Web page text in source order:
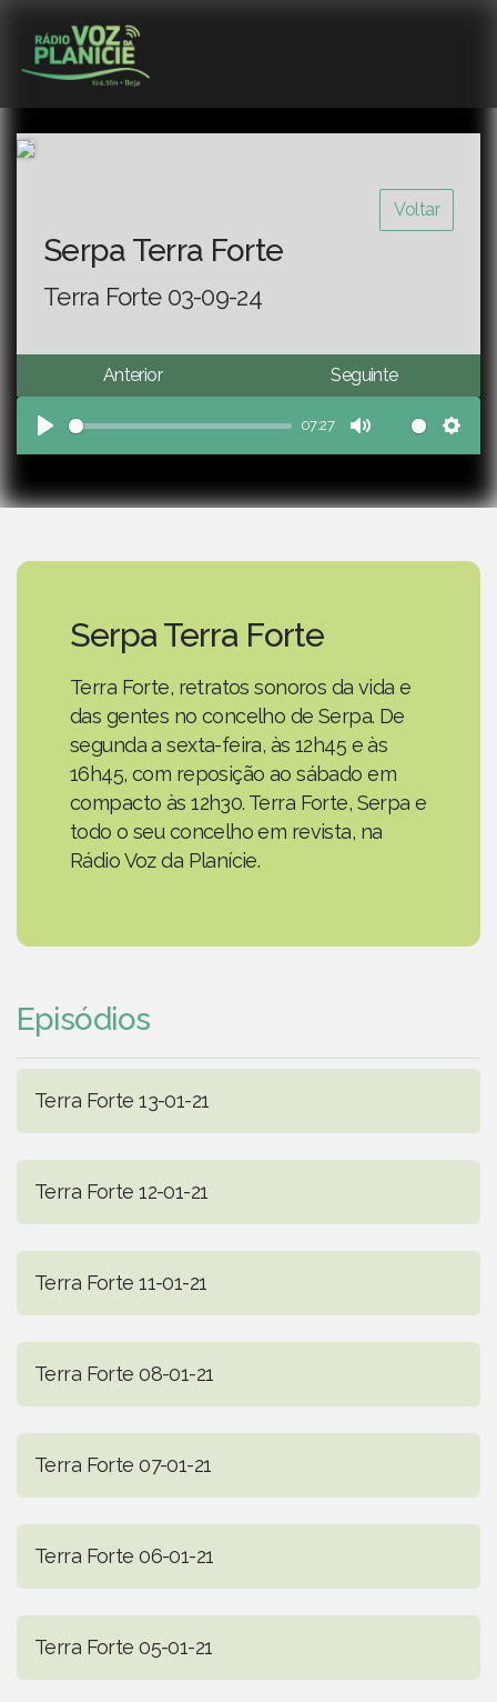
Voltar
Serpa Terra Forte
Terra Forte 03-09-24
Anterior Seguinte
Play
07:27
Mute
Serpa Terra Forte
Terra Forte, retratos sonoros da vida e
das gentes no concelho de Serpa. De
segunda a sexta-feira, às 12h45 e às
16h45, com reposição ao sábado em
compacto às 12h30. Terra Forte, Serpa e
todo o seu concelho em revista, na
Rádio Voz da Planície.
Episódios
Terra Forte 13-01-21
Terra Forte 12-01-21
Terra Forte 11-01-21
Terra Forte 08-01-21
Terra Forte 07-01-21
Terra Forte 06-01-21
Terra Forte 05-01-21